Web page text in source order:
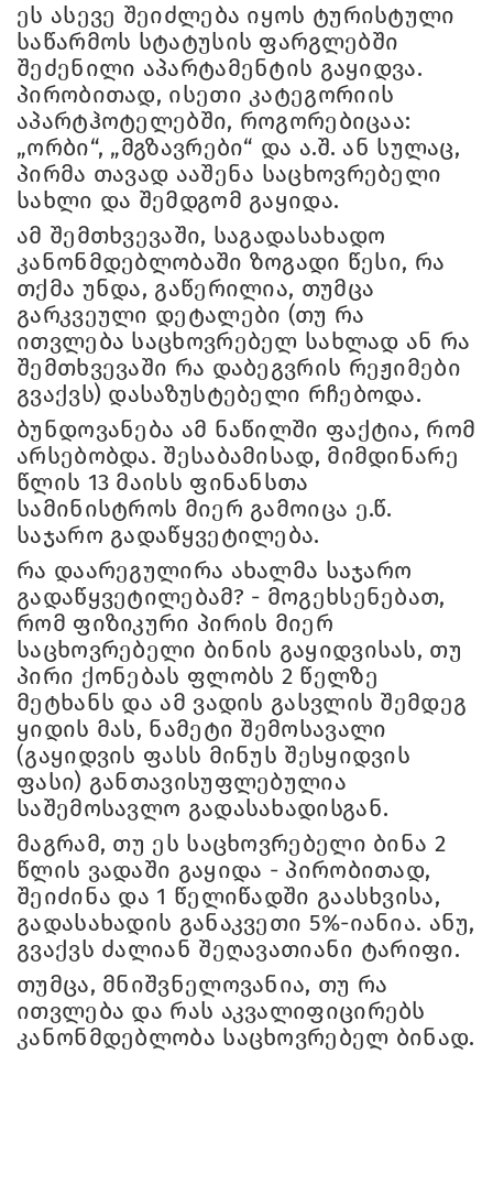
ეს ასევე შეიძლება იყოს ტურისტული
საწარმოს სტატუსის ფარგლებში
შეძენილი აპარტამენტის გაყიდვა.
პირობითად, ისეთი კატეგორიის
აპარტჰოტელებში, როგორებიცაა:
„ორბი“, „მგზავრები“ და ა.შ. ან სულაც,
პირმა თავად ააშენა საცხოვრებელი
სახლი და შემდგომ გაყიდა.
ამ შემთხვევაში, საგადასახადო
კანონმდებლობაში ზოგადი წესი, რა
თქმა უნდა, გაწერილია, თუმცა
გარკვეული დეტალები (თუ რა
ითვლება საცხოვრებელ სახლად ან რა
შემთხვევაში რა დაბეგვრის რეჟიმები
გვაქვს) დასაზუსტებელი რჩებოდა.
ბუნდოვანება ამ ნაწილში ფაქტია, რომ
არსებობდა. შესაბამისად, მიმდინარე
წლის 13 მაისს ფინანსთა
სამინისტროს მიერ გამოიცა ე.წ.
საჯარო გადაწყვეტილება.
რა დაარეგულირა ახალმა საჯარო
გადაწყვეტილებამ? - მოგეხსენებათ,
რომ ფიზიკური პირის მიერ
საცხოვრებელი ბინის გაყიდვისას, თუ
პირი ქონებას ფლობს 2 წელზე
მეტხანს და ამ ვადის გასვლის შემდეგ
ყიდის მას, ნამეტი შემოსავალი
(გაყიდვის ფასს მინუს შესყიდვის
ფასი) განთავისუფლებულია
საშემოსავლო გადასახადისგან.
მაგრამ, თუ ეს საცხოვრებელი ბინა 2
წლის ვადაში გაყიდა - პირობითად,
შეიძინა და 1 წელიწადში გაასხვისა,
გადასახადის განაკვეთი 5%-იანია. ანუ,
გვაქვს ძალიან შეღავათიანი ტარიფი.
თუმცა, მნიშვნელოვანია, თუ რა
ითვლება და რას აკვალიფიცირებს
კანონმდებლობა საცხოვრებელ ბინად.